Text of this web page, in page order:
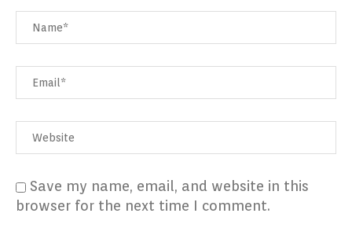
Save my name, email, and website in this
browser for the next time I comment.